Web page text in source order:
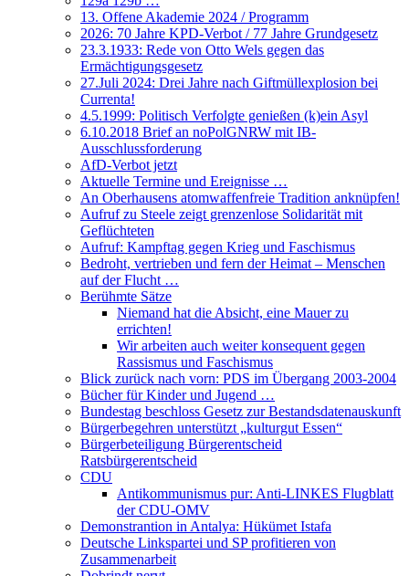
13. Offene Akademie 2024 / Programm
2026: 70 Jahre KPD-Verbot / 77 Jahre Grundgesetz
23.3.1933: Rede von Otto Wels gegen das
Ermächtigungsgesetz
27.Juli 2024: Drei Jahre nach Giftmüllexplosion bei
Currenta!
4.5.1999: Politisch Verfolgte genießen (k)ein Asyl
6.10.2018 Brief an noPolGNRW mit IB-
Ausschlussforderung
AfD-Verbot jetzt
Aktuelle Termine und Ereignisse …
An Oberhausens atomwaffenfreie Tradition anknüpfen!
Aufruf zu Steele zeigt grenzenlose Solidarität mit
Geflüchteten
Aufruf: Kampftag gegen Krieg und Faschismus
Bedroht, vertrieben und fern der Heimat – Menschen
auf der Flucht …
Berühmte Sätze
Niemand hat die Absicht, eine Mauer zu
errichten!
Wir arbeiten auch weiter konsequent gegen
Rassismus und Faschismus
Blick zurück nach vorn: PDS im Übergang 2003-2004
Bücher für Kinder und Jugend …
Bundestag beschloss Gesetz zur Bestandsdatenauskunft
Bürgerbegehren unterstützt „kulturgut Essen“
Bürgerbeteiligung Bürgerentscheid
Ratsbürgerentscheid
CDU
Antikommunismus pur: Anti-LINKES Flugblatt
der CDU-OMV
Demonstrantion in Antalya: Hükümet Istafa
Deutsche Linkspartei und SP profitieren von
Zusammenarbeit